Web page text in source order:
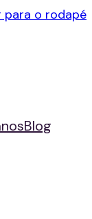
para o rodapé
Blog